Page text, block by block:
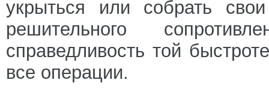
укрыться или собрать
решительного
справедливость той
все операции.